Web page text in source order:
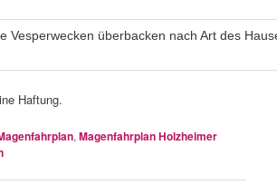
Vesperwecken überbacken nach Art des
Haftung.
,Magenfahrplan Holzheimer